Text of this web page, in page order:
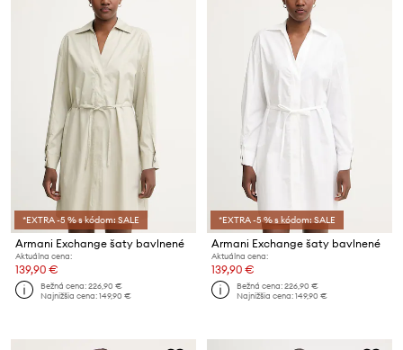
*EXTRA -5 % s kódom: SALE
Armani Exchange šaty bavlnené
Aktuálna cena:
139,90 €
Bežná cena:226,90 €
Najnižšia cena:149,90 €
*EXTRA -5 % s kódom: SALE
Armani Exchange šaty bavlnené
Aktuálna cena:
139,90 €
Bežná cena:226,90 €
Najnižšia cena:149,90 €